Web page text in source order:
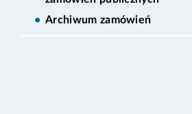
Archiwum zamówień